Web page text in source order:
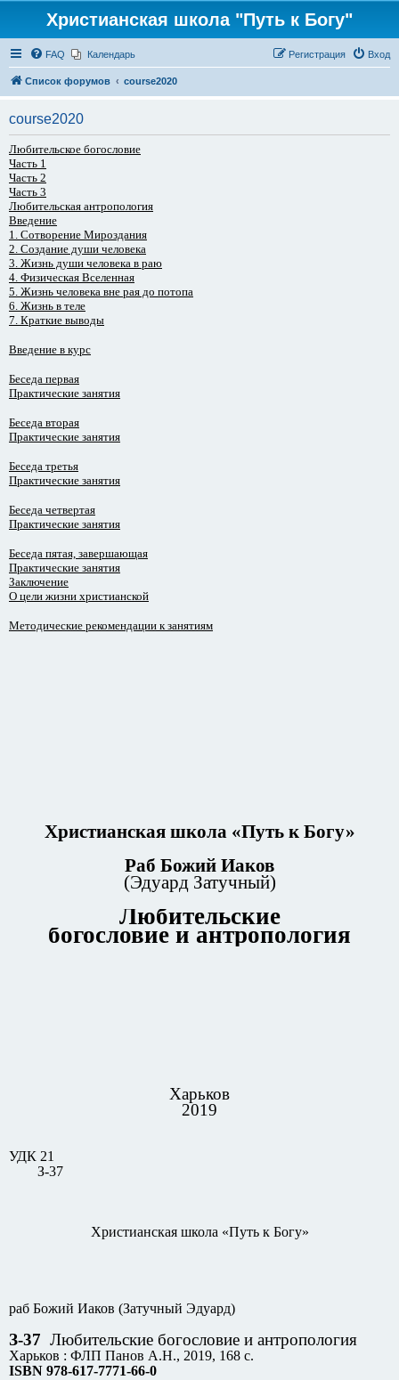
Христианская школа "Путь к Богу"
FAQ Календарь Вход
Регистрация
Список форумов course2020
course2020
Любительское богословие
Часть 1
Часть 2
Часть 3
Любительская антропология
Введение
1. Сотворение Мироздания
2. Создание души человека
3. Жизнь души человека в раю
4. Физическая Вселенная
5. Жизнь человека вне рая до потопа
6. Жизнь в теле
7. Краткие выводы
Введение в курс
Беседа первая
Практические занятия
Беседа вторая
Практические занятия
Беседа третья
Практические занятия
Беседа четвертая
Практические занятия
Беседа пятая, завершающая
Практические занятия
Заключение
О цели жизни христианской
Методические рекомендации к занятиям
Христианская школа «Путь к Богу»
Раб Божий Иаков
(Эдуард Затучный)
Любительские
богословие и антропология
Харьков
2019
УДК 21
З-37
Христианская школа «Путь к Богу»
раб Божий Иаков (Затучный Эдуард)
З-37 Любительские богословие и антропология
Харьков : ФЛП Панов А.Н., 2019, 168 с.
ISBN 978-617-7771-66-0